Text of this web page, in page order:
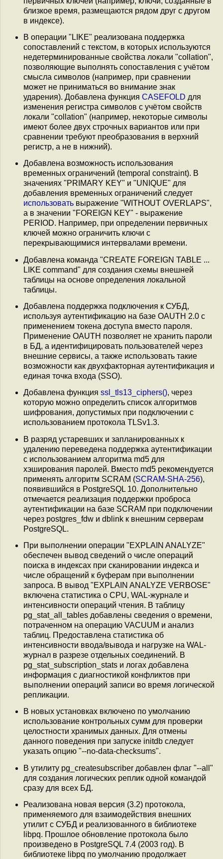
близкое время, размещаются рядом друг с другом
в индексе).
В операции "LIKE" реализована поддержка
сопоставлений с текстом, в которых используются
недетерминированные свойства локали "collation",
позволяющие выполнять сопоставления с учётом
смысла символов (например, при сравнении
может не приниматься во внимание знак
ударения). Добавлена функция CASEFOLD для
изменения регистра символов c учётом свойств
локали "collation" (например, некоторые символы
имеют более двух строчных вариантов или при
сравнении требуют преобразования в верхний
регистр, а не в нижний).
Добавлена возможность использования
временных ограничений (temporal constraint). В
значениях "PRIMARY KEY" и "UNIQUE" для
добавления временных ограничений следует
использовать выражение "WITHOUT OVERLAPS",
а в значении "FOREIGN KEY" - выражение
PERIOD. Например, при определении первичных
ключей можно ограничить ключи с
перекрывающимися интервалами времени.
Добавлена команда "CREATE FOREIGN TABLE ...
LIKE command" для создания схемы внешней
таблицы на основе определения локальной
таблицы.
Добавлена поддержка подключения к СУБД,
используя аутентификацию на базе OAUTH 2.0 с
применением токена доступа вместо пароля.
Применение OAUTH позволяет не хранить пароли
в БД, а идентифицировать пользователей через
внешние сервисы, а также использовать такие
возможности как двухфакторная аутентификация и
единая точка входа (SSO).
Добавлена функция ssl_tls13_ciphers(), через
которую можно определить список алгоритмов
шифрования, допустимых при подключении с
использованием протокола TLSv1.3.
В разряд устаревших и запланированных к
удалению переведена поддержка аутентификации
с использованием алгоритма md5 для
хэширования паролей. Вместо md5 рекомендуется
применять алгоритм SCRAM (SCRAM-SHA-256),
появившийся в PostgreSQL 10. Дополнительно
отмечается реализация поддержки проброса
аутентификации на базе SCRAM при подключении
через postgres_fdw и dblink к внешним серверам
PostgreSQL.
При выполнении операции "EXPLAIN ANALYZE"
обеспечен вывод сведений о числе операций
поиска в индексах при сканировании индекса и
числе обращений к буферам при выполнении
запроса. В вывод "EXPLAIN ANALYZE VERBOSE"
включена статистика о CPU, WAL-журнале и
интенсивности операций чтения. В таблицу
pg_stat_all_tables добавлены сведения о времени,
потраченном на операцию VACUUM и анализ
таблиц. Предоставлена статистика об
интенсивности ввода/вывода и нагрузке на WAL-
журнал в разрезе отдельных соединений. В
pg_stat_subscription_stats и логах добавлена
информация с диагностикой конфликтов при
выполнении операций записи во время логической
репликации.
В новых установках включено по умолчанию
использование контрольных сумм для проверки
целостности хранимых данных. Для отмены
данного поведения при запуске initdb следует
указать опцию "--no-data-checksums".
В утилиту pg_createsubscriber добавлен флаг "--all"
для создания логических реплик одной командой
сразу для всех БД.
Реализована новая версия (3.2) протокола,
применяемого для взаимодействия внешних
утилит с СУБД и реализованного в библиотеке
libpq. Прошлое обновление протокола было
произведено в PostgreSQL 7.4 (2003 год). В
библиотеке libpq по умолчанию продолжает